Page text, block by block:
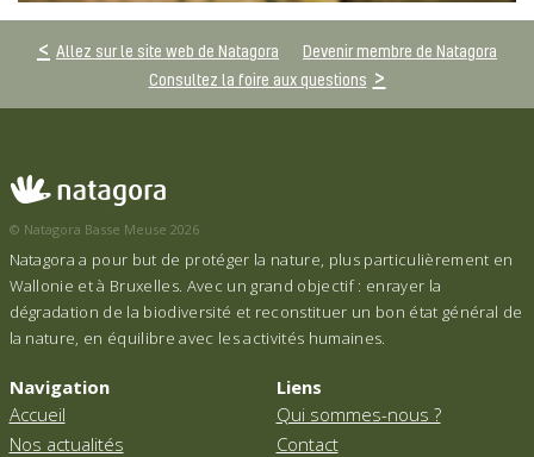
Allez sur le site web de Natagora
Devenir membre de Natagora
Consultez la foire aux questions
© Natagora Basse Meuse 2026
Natagora a pour but de protéger la nature, plus particulièrement en
Wallonie et à Bruxelles. Avec un grand objectif : enrayer la
dégradation de la biodiversité et reconstituer un bon état général de
la nature, en équilibre avec les activités humaines.
Navigation
Accueil
Nos actualités
Liens
Qui sommes-nous ?
Contact